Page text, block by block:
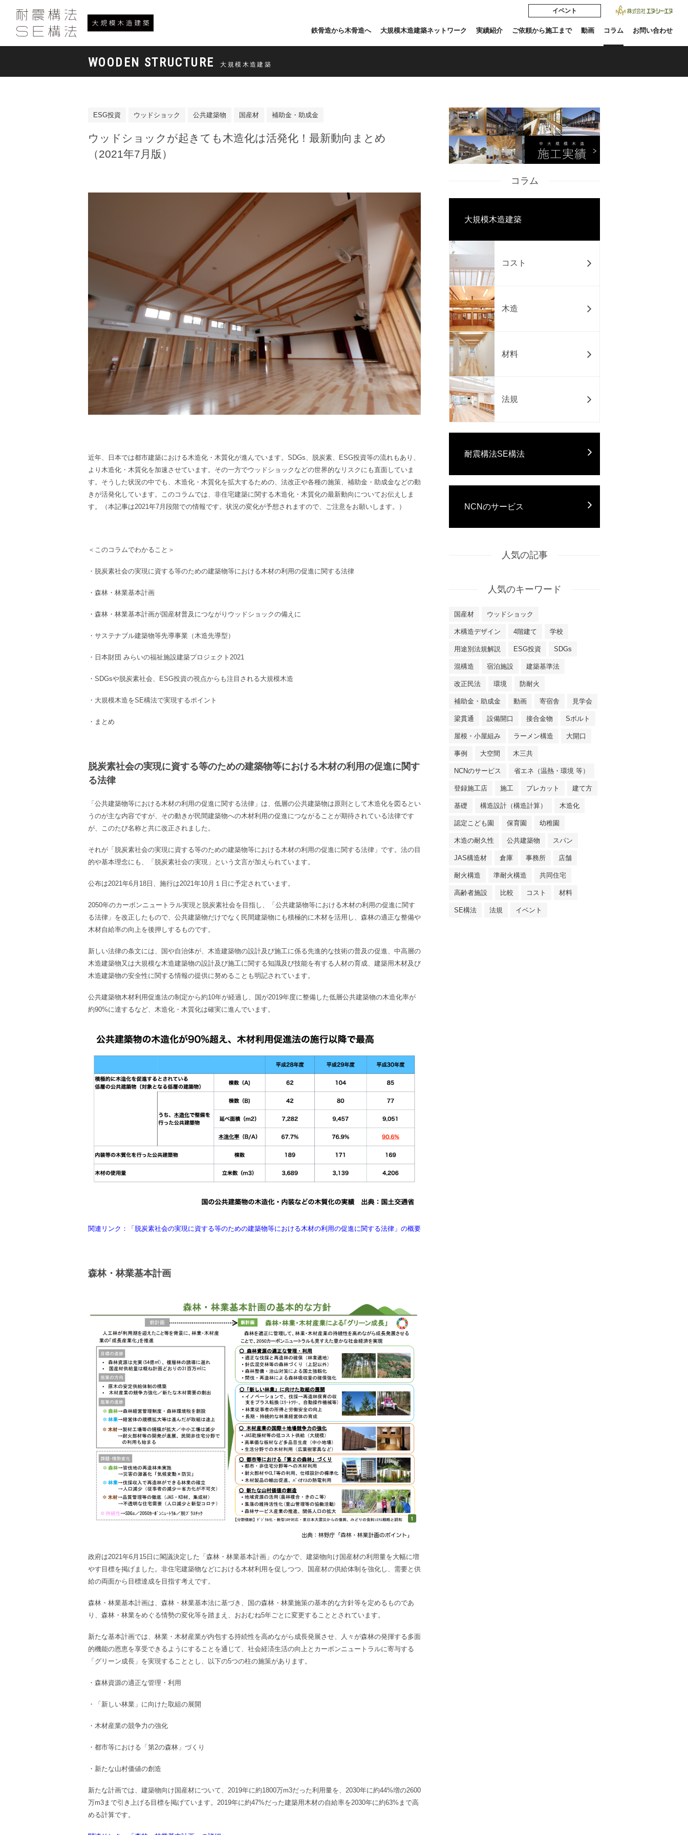
イベント
鉄骨造から木骨造へ 大規模木造建築ネットワーク 実績紹介 ご依頼から施工まで 動画 コラム お問い合わせ
WOODEN STRUCTURE 大規模木造建築
ESG投資 ウッドショック 公共建築物 国産材 補助金・助成金
ウッドショックが起きても木造化は活発化！最新動向まとめ
（2021年7月版）
近年、 日本では都市建築における木造化・木質化が進んでいます。 SDGs、脱炭素、ESG投資等の流れもあり、
より木造化・木質化を加速させています。 その一方でウッドショックなどの世界的なリスクにも直面していま
す。そうした状況の中でも、 木造化・木質化を拡大するための、法改正や各種の施策、補助金・助成金などの動
きが活発化しています。 このコラムでは、非住宅建築に関する木造化・木質化の最新動向についてお伝えしま
す。（本記事は2021年7月段階での情報です。状況の変化が予想されますので、ご注意をお願いします。）
＜このコラムでわかること＞
・ 脱炭素社会の実現に資する等のための建築物等における木材の利用の促進に関する法律
・森林・林業基本計画
・森林・林業基本計画が国産材普及につながり ウッドショックの備えに
・ サステナブル建築物等先導事業（木造先導型）
・日本財団 みらいの福祉施設建築プロジェクト2021
・SDGsや脱炭素社会、 ESG投資の視点からも注目される大規模木造
・ 大規模木造をSE構法で実現するポイント
・まとめ
脱炭素社会の実現に資する等のための建築物等における木材の利用の促進に関す
る法律
「公共建築物等における木材の利用の促進に関する法律」は、低層の公共建築物は原則として木造化を図るとい
うのが主な内容ですが、その動きが民間建築物への木材利用の促進につながることが期待されている法律です
が、このたび名称と共に改正されました。
それが「脱炭素社会の実現に資する等のための建築物等における木材の利用の促進に関する法律」です。法の目
的や基本理念にも、「脱炭素社会の実現」という文言が加えられています。
公布は2021年6月18日、施行は2021年10月１日に予定されています。
2050年のカーボンニュートラル実現と脱炭素社会を目指し、「公共建築物等における木材の利用の促進に関す
る​法律」を改正したもので、公共建築物だけでなく民間建築物にも積極的に木材を活用し、森林の適正な整備や
木材自給率の向上を後押しするものです。
新しい法律の条文には、国や自治体が、木造建築物の設計及び施工に係る先進的な技術の普及の促進、中高層の
木造建築物又は大規模な木造建築物の設計及び施工に関する知識及び技能を有する人材の育成、建築用木材及び
木造建築物の安全性に関する情報の提供に努めることも明記されています。
公共建築物木材利用促進法の制定から約10年が経過し、国が2019年度に整備した低層公共建築物の木造化率が
約90%に達するなど、木造化・木質化は確実に進んでいます。
関連リンク：「脱炭素社会の実現に資する等のための建築物等における木材の利用の促進に関する法律」の概要
森林・林業基本計画
政府は2021年6月15日に閣議決定した「森林・林業基本計画」のなかで、建築物向け国産材の利用量を大幅に増
やす目標を掲げました。非住宅建築物などにおける木材利用を促しつつ、国産材の供給体制を強化し、需要と供
給の両面から目標達成を目指す考えです。
森林・林業基本計画は、森林・林業基本法に基づき、国の森林・林業施策の基本的な方針等を定めるものであ
り、森林・林業をめぐる情勢の変化等を踏まえ、おおむね5年ごとに変更することとされています。
新たな基本計画では、林業・木材産業が内包する持続性を高めながら成長発展させ、人々が森林の発揮する多面
的機能の恩恵を享受できるようにすることを通じて、社会経済生活の向上とカーボンニュートラルに寄与する
「グリーン成長」を実現することとし、以下の5つの柱の施策があります。
・森林資源の適正な管理・利用
・「新しい林業」に向けた取組の展開
・木材産業の競争力の強化
・都市等における「第2の森林」づくり
・新たな山村価値の創造
新たな計画では、建築物向け国産材について、2019年に約1800万m3だった利用量を、2030年に約44%増の2600
万m3まで引き上げる目標を掲げています。2019年に約47%だった建築用木材の自給率を2030年に約63%まで高
める計算です。
コラム
大規模木造建築
コスト
木造
材料
法規
耐震構法SE構法
NCNのサービス
人気の記事
人気のキーワード
国産材 ウッドショック
木構造デザイン 4階建て 学校
用途別法規解説 ESG投資 SDGs
混構造 宿泊施設 建築基準法
改正民法 環境 防耐火
補助金・助成金 動画 寄宿舎 見学会
梁貫通 設備開口 接合金物 Sボルト
屋根・小屋組み ラーメン構造 大開口
事例 大空間 木三共
NCNのサービス 省エネ（温熱・環境 等）
登録施工店 施工 プレカット 建て方
基礎 構造設計（構造計算） 木造化
認定こども園 保育園 幼稚園
木造の耐久性 公共建築物 スパン
JAS構造材 倉庫 事務所 店舗
耐火構造 準耐火構造 共同住宅
高齢者施設 比較 コスト 材料
SE構法 法規 イベント